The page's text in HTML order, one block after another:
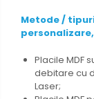
Metode /
Placile MDF
debitare cu
Laser;